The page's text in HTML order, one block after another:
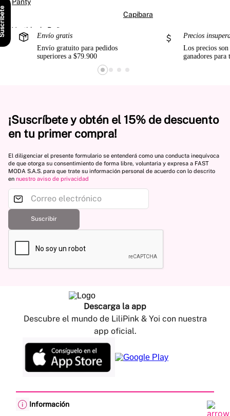
Capibara
Envío gratis
Envío gratuito para pedidos
superiores a $79.900
Precios
Los precios
ganadores para
¡Suscríbete y obtén el 15% de descuento
en tu primer compra!
El diligenciar el presente formulario se entenderá como una conducta inequívoca
de que otorga su consentimiento de forma libre, voluntaria y expresa a FAST
MODA S.A.S. para que trate su información personal de acuerdo con lo descrito
en nuestro aviso de privacidad
Suscribir
Descarga la app
Descubre el mundo de LiliPink & Yoi con nuestra
app oficial.
Información